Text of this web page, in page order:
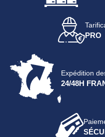
PRO
Expédition
24/48H